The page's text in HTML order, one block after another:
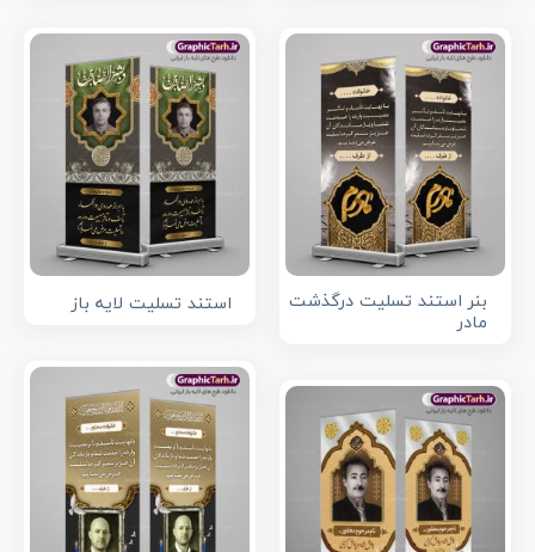
بنر استند تسلیت درگذشت
مادر
استند تسلیت لایه باز